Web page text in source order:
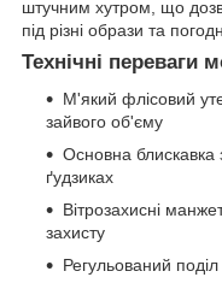
штучним хутром, що
під різні образи та
Технічні переваги
М'який флісовий
зайвого об'єму
Основна блискавка
ґудзиках
Вітрозахисні
захисту
Регульований